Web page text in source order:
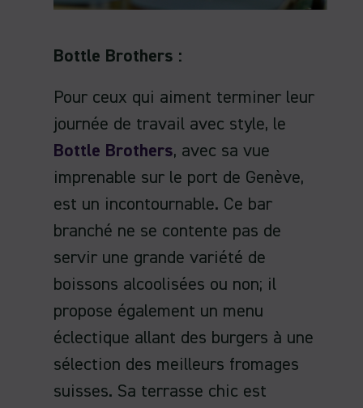
Bottle Brothers :
Pour ceux qui aiment terminer leur
journée de travail avec style, le
Bottle Brothers, avec sa vue
imprenable sur le port de Genève,
est un incontournable. Ce bar
branché ne se contente pas de
servir une grande variété de
boissons alcoolisées ou non; il
propose également un menu
éclectique allant des burgers à une
sélection des meilleurs fromages
suisses. Sa terrasse chic est